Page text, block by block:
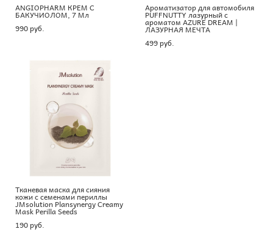
ANGIOPHARM КРЕМ С
БАКУЧИОЛОМ, 7 Мл
990 pуб.
Ароматизатор для автомобиля
PUFFNUTTY лазурный с
ароматом AZURE DREAM |
ЛАЗУРНАЯ МЕЧТА
499 pуб.
Тканевая маска для сияния
кожи с семенами периллы
JMsolution Plansynergy Creamy
Mask Perilla Seeds
190 pуб.